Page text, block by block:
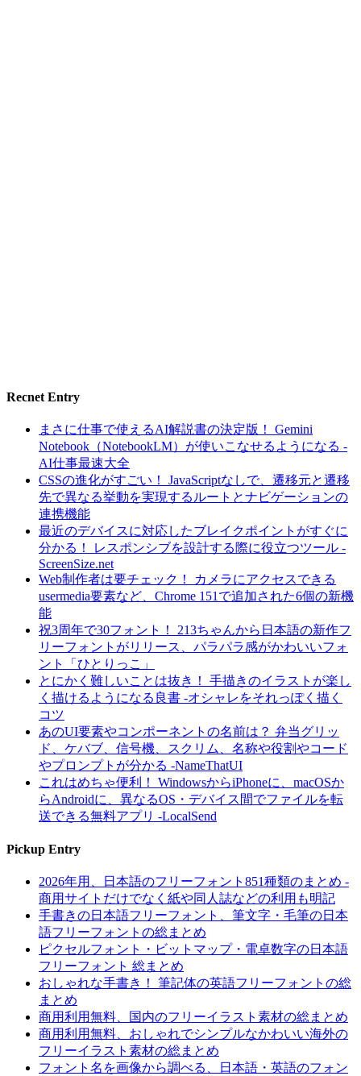
Recnet Entry
まさに仕事で使えるAI解説書の決定版！ Gemini
Notebook（NotebookLM）が使いこなせるようになる -
AI仕事最速大全
CSSの進化がすごい！ JavaScriptなしで、遷移元と遷移
先で異なる挙動を実現するルートとナビゲーションの
連携機能
最近のデバイスに対応したブレイクポイントがすぐに
分かる！ レスポンシブを設計する際に役立つツール -
ScreenSize.net
Web制作者は要チェック！ カメラにアクセスできる
usermedia要素など、Chrome 151で追加された6個の新機
能
祝3周年で30フォント！ 213ちゃんから日本語の新作フ
リーフォントがリリース、パラパラ感がかわいいフォ
ント「ひとりっこ」
とにかく難しいことは抜き！ 手描きのイラストが楽し
く描けるようになる良書 -オシャレをそれっぽく描く
コツ
あのUI要素やコンポーネントの名前は？ 弁当グリッ
ド、ケバブ、信号機、スクリム、名称や役割やコード
やプロンプトが分かる -NameThatUI
これはめちゃ便利！ WindowsからiPhoneに、macOSか
らAndroidに、異なるOS・デバイス間でファイルを転
送できる無料アプリ -LocalSend
Pickup Entry
2026年用、日本語のフリーフォント851種類のまとめ -
商用サイトだけでなく紙や同人誌などの利用も明記
手書きの日本語フリーフォント、筆文字・毛筆の日本
語フリーフォントの総まとめ
ピクセルフォント・ビットマップ・電卓数字の日本語
フリーフォント 総まとめ
おしゃれな手書き！ 筆記体の英語フリーフォントの総
まとめ
商用利用無料、国内のフリーイラスト素材の総まとめ
商用利用無料、おしゃれでシンプルなかわいい海外の
フリーイラスト素材の総まとめ
フォント名を画像から調べる、日本語・英語のフォン